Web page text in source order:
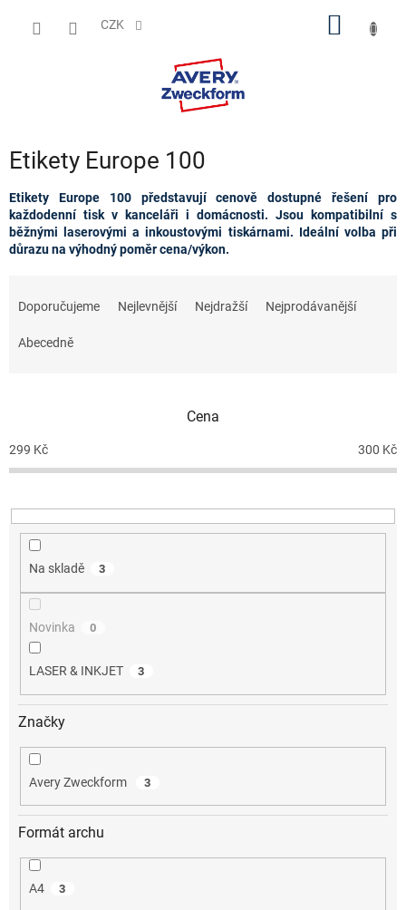
CZK
Etikety Europe 100
Etikety Europe 100 představují cenově dostupné řešení pro
každodenní tisk v kanceláři i domácnosti. Jsou kompatibilní s
běžnými laserovými a inkoustovými tiskárnami. Ideální volba při
důrazu na výhodný poměr cena/výkon.
o
d
k
t
Doporučujeme Nejlevnější Nejdražší Nejprodávanější
Abecedně
Cena
299 Kč 300 Kč
Na skladě 3
Novinka 0
LASER & INKJET 3
Značky
Avery Zweckform 3
Formát archu
A4 3